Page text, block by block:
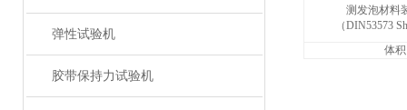
弹性试验机
胶带保持力试验机
测发泡材料
（DIN53573
体积